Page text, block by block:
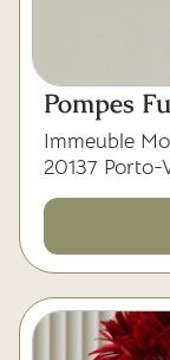
Pompes
Immeuble
20137 Porto-